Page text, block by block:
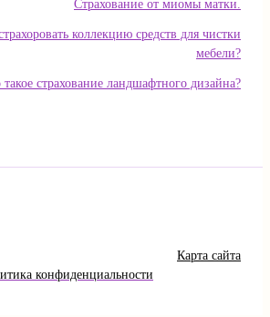
Страхование от миомы матки.
коллекцию средств для чистки
мебели?
такое страхование ландшафтного дизайна?
Карта сайта
конфиденциальности